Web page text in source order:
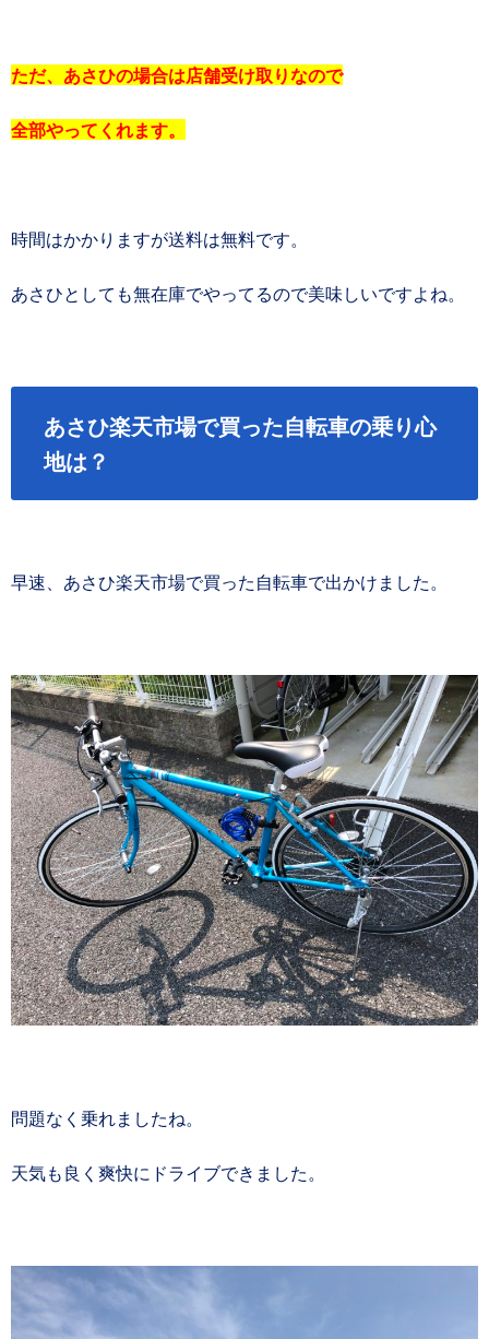
ただ、あさひの場合は店舗受け取りなので
全部やってくれます。
時間はかかりますが送料は無料です。
あさひとしても無在庫でやってるので美味しいですよね。
あさひ楽天市場で買った自転車の乗り心
地は？
早速、あさひ楽天市場で買った自転車で出かけました。
問題なく乗れましたね。
天気も良く爽快にドライブできました。